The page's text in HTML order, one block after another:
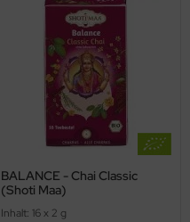
BALANCE - Chai Classic
(Shoti Maa)
Inhalt: 16 x 2 g